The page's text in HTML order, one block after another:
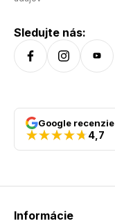
Sledujte nás:
Google recenzie
4,7
Informácie